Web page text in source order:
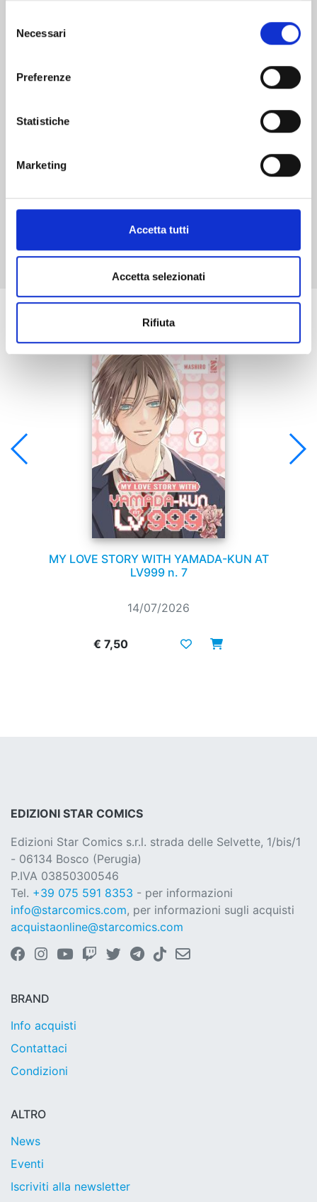
delNecessari
Preferenze
Statistiche
Marketing
Accetta tutti
Accetta selezionati
Rifiuta
Mostra tutto
Se ti è piaciuto prova anche:
MY LOVE STORY WITH YAMADA-KUN AT
LV999 n. 7
14/07/2026
€ 7,50
EDIZIONI STAR COMICS
Edizioni Star Comics s.r.l. strada delle Selvette, 1/bis/1
- 06134 Bosco (Perugia)
P.IVA 03850300546
Tel. +39 075 591 8353 - per informazioni
info@starcomics.com, per informazioni sugli acquisti
acquistaonline@starcomics.com
BRAND
Info acquisti
Contattaci
Condizioni
ALTRO
News
Eventi
Iscriviti alla newsletter